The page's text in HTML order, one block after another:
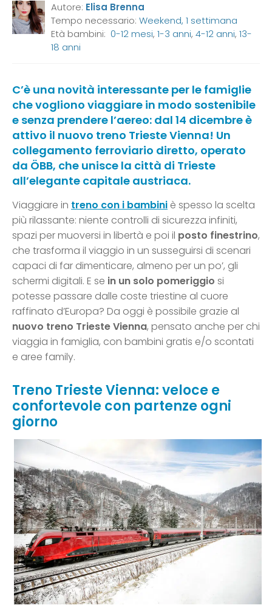
Autore: Elisa Brenna
Tempo necessario:Weekend, 1 settimana
Età bambini:0-12 mesi,1-3 anni,4-12 anni,13-
18 anni
C’è una novità interessante per le famiglie
che vogliono viaggiare in modo sostenibile
e senza prendere l’aereo: dal 14 dicembre è
attivo il nuovo treno Trieste Vienna! Un
collegamento ferroviario diretto, operato
da ÖBB, che unisce la città di Trieste
all’elegante capitale austriaca.
Viaggiare in treno con i bambini è spesso la scelta
più rilassante: niente controlli di sicurezza infiniti,
spazi per muoversi in libertà e poi il posto finestrino,
che trasforma il viaggio in un susseguirsi di scenari
capaci di far dimenticare, almeno per un po’, gli
schermi digitali. E se in un solo pomeriggio si
potesse passare dalle coste triestine al cuore
raffinato d’Europa? Da oggi è possibile grazie al
nuovo treno Trieste Vienna, pensato anche per chi
viaggia in famiglia, con bambini gratis e/o scontati
e aree family.
Treno Trieste Vienna: veloce e
confortevole con partenze ogni
giorno